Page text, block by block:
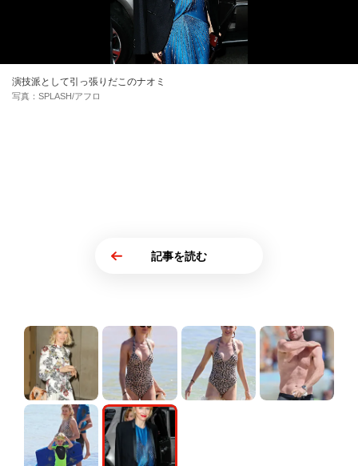
演技派として引っ張りだこのナオミ
写真：SPLASH/アフロ
記事を読む